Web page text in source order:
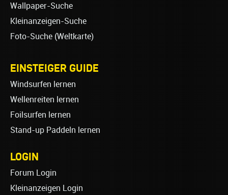
Wallpaper-Suche
Kleinanzeigen-Suche
Foto-Suche (Weltkarte)
EINSTEIGER GUIDE
Windsurfen lernen
Wellenreiten lernen
Foilsurfen lernen
Stand-up Paddeln lernen
LOGIN
Forum Login
Kleinanzeigen Login